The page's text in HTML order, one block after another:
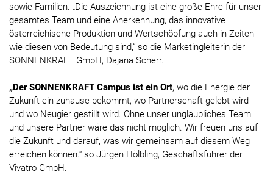
sowie Familien. „Die Auszeichnung ist eine große Ehre für unser
gesamtes Team und eine Anerkennung, das innovative
österreichische Produktion und Wertschöpfung auch in Zeiten
wie diesen von Bedeutung sind,“ so die Marketingleiterin der
SONNENKRAFT GmbH, Dajana Scherr.
„Der SONNENKRAFT Campus ist ein Ort, wo die Energie der
Zukunft ein zuhause bekommt, wo Partnerschaft gelebt wird
und wo Neugier gestillt wird. Ohne unser unglaubliches Team
und unsere Partner wäre das nicht möglich. Wir freuen uns auf
die Zukunft und darauf, was wir gemeinsam auf diesem Weg
erreichen können.“ so Jürgen Hölbling, Geschäftsführer der
Vivatro GmbH.